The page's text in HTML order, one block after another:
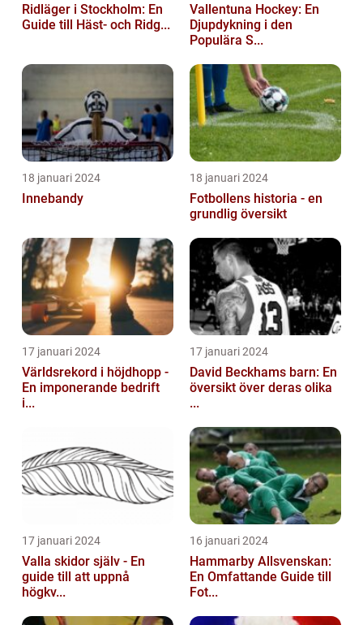
Ridläger i Stockholm: En
Guide till Häst- och Ridg...
Vallentuna Hockey: En
Djupdykning i den
Populära S...
18 januari 2024
Innebandy
18 januari 2024
Fotbollens historia - en
grundlig översikt
17 januari 2024
Världsrekord i höjdhopp -
En imponerande bedrift
i...
17 januari 2024
David Beckhams barn: En
översikt över deras olika
...
17 januari 2024
Valla skidor själv - En
guide till att uppnå
högkv...
16 januari 2024
Hammarby Allsvenskan:
En Omfattande Guide till
Fot...